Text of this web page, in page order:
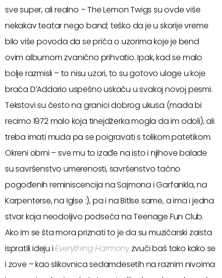
sve super, ali realno – The Lemon Twigs su ovde više
nekakav teatar nego band; teško da je u skorije vreme
bilo više povoda da se priča o uzorima koje je bend
ovim albumom zvanično prihvatio. Ipak, kad se malo
bolje razmisli – to nisu uzori, to su gotovo uloge u koje
braća D’Addario uspešno uskaču u svakoj novoj pesmi.
Tekstovi su često na granici dobrog ukusa (mada bi
recimo 1972 malo koja tinejdžerka mogla da im odoli), ali
treba imati muda pa se poigravati s tolikom patetikom.
Okreni obrni – sve mu to izađe na isto i njihove balade
su savršenstvo umerenosti, savršenstvo tačno
pogođenih reminiscencija na Sajmona i Garfankla, na
Karpenterse, na Iglse :), pa i na Bitlse same, a ima i jedna
stvar koja neodoljivo podseća na Teenage Fun Club.
Ako im se šta mora priznati to je da su muzičarski zaista
ispratili ideju iEverything Harmonyzvuči baš tako kako se
i zove – kao slikovnica sedamdesetih na raznim nivoima